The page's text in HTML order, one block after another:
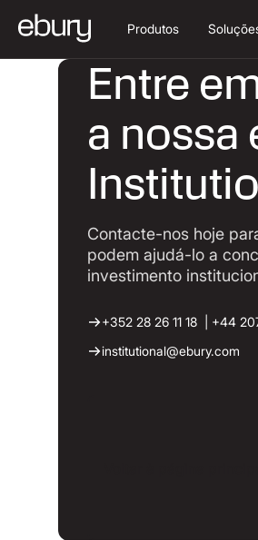
Produtos
Entre
a nossa
Contacte-nos hoje
podem ajudá-lo a
investimento
+352 28 26 11 18 | +44
institutional@ebury.com